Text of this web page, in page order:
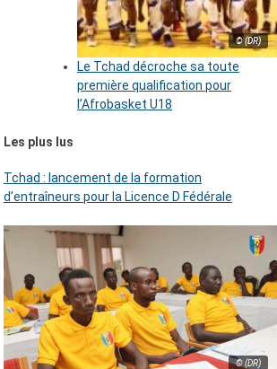
© (DR)
Le Tchad décroche sa toute
première qualification pour
l’Afrobasket U18
Les plus lus
Tchad : lancement de la formation
d’entraîneurs pour la Licence D Fédérale
© (DR)